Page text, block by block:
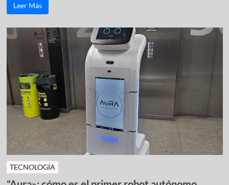
Leer Más
TECNOLOGÍA